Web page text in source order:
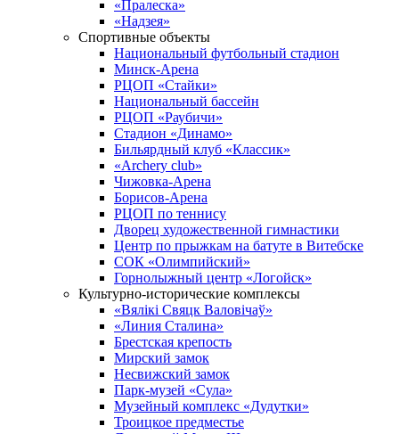
«Пралеска»
«Надзея»
Спортивные объекты
Национальный футбольный стадион
Минск-Арена
РЦОП «Стайки»
Национальный бассейн
РЦОП «Раубичи»
Стадион «Динамо»
Бильярдный клуб «Классик»
«Archery club»
Чижовка-Арена
Борисов-Арена
РЦОП по теннису
Дворец художественной гимнастики
Центр по прыжкам на батуте в Витебске
СОК «Олимпийский»
Горнолыжный центр «Логойск»
Культурно-исторические комплексы
«Вялікі Свяцк Валовічаў»
«Линия Сталина»
Брестская крепость
Мирский замок
Несвижский замок
Парк-музей «Сула»
Музейный комплекс «Дудутки»
Троицкое предместье